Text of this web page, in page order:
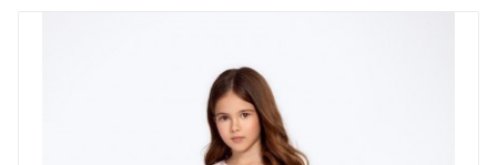
Детские колготки
Школьные колготки в Москве